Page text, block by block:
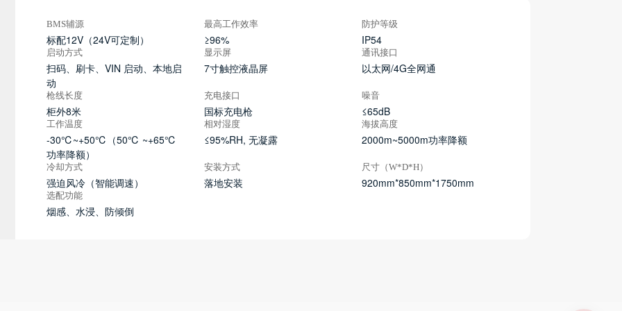
BMS辅源
标配12V（24V可定制）
最高工作效率
≥96%
防护等级
IP54
启动方式
扫码、刷卡、VIN 启动、本地启
动
显示屏
7寸触控液晶屏
通讯接口
以太网/4G全网通
枪线长度
柜外8米
充电接口
国标充电枪
噪音
≤65dB
工作温度
-30℃~+50℃（50℃ ~+65℃
功率降额）
相对湿度
≤95%RH, 无凝露
海拔高度
2000m~5000m功率降额
冷却方式
强迫风冷（智能调速）
安装方式
落地安装
尺寸（W*D*H）
920mm*850mm*1750mm
选配功能
烟感、水浸、防倾倒